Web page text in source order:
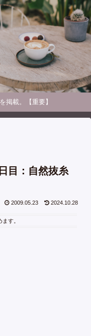
掲載。【重要】
目：自然抜糸
2009.05.23 2024.10.28
す。